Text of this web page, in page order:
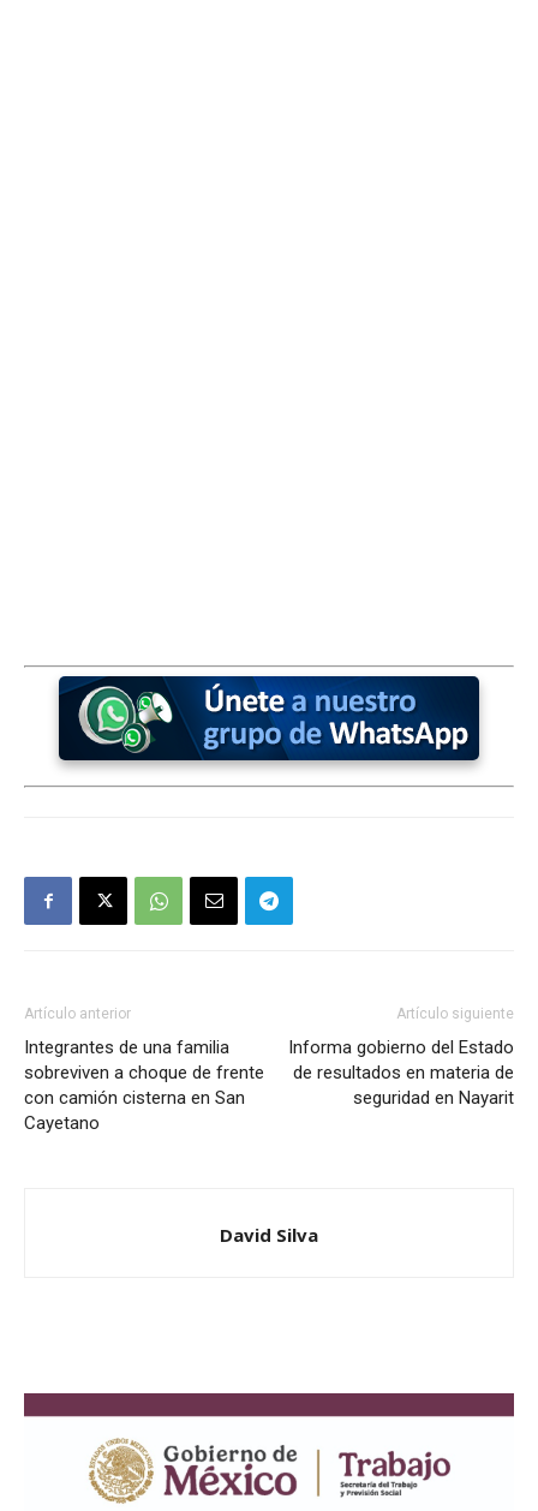
Artículo anterior
Integrantes de una familia
sobreviven a choque de frente
con camión cisterna en San
Cayetano
Artículo siguiente
Informa gobierno del Estado
de resultados en materia de
seguridad en Nayarit
David Silva